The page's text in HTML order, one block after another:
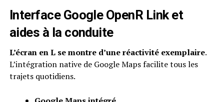
Interface Google OpenR Link et
aides à la conduite
L’écran en L se montre d’une réactivité exemplaire.
L’intégration native de Google Maps facilite tous les
trajets quotidiens.